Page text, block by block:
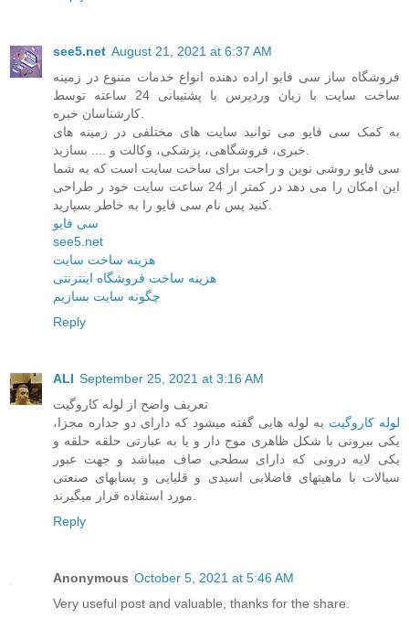
see5.net August 21, 2021 at 6:37 AM
فروشگاه ساز سی فایو اراده دهنده انواع خدمات متنوع در زمینه
ساخت سایت با زبان وردپرس با پشتیبانی 24 ساعته توسط
کارشناسان خبره.
به کمک سی فایو می توانید سایت های مختلفی در زمینه های
خبری، فروشگاهی، پزشکی، وکالت و .... بسازید.
سی فایو روشی نوین و راحت برای ساخت سایت است که به شما
این امکان را می دهد در کمتر از 24 ساعت سایت خود ر طراحی
کنید پس نام سی فایو را به خاطر بسپارید.
سی فایو
see5.net
هزینه ساخت سایت
هزینه ساخت فروشگاه اینترنتی
چگونه سایت بسازیم
Reply
ALI September 25, 2021 at 3:16 AM
تعریف واضح از لوله کاروگیت
لوله کاروگیت به لوله هایی گفته میشود که دارای دو جداره مجزا،
یکی بیرونی با شکل ظاهری موج دار و یا به عبارتی حلقه حلقه و
یکی لایه درونی که دارای سطحی صاف میباشد و جهت عبور
سیالات با ماهیتهای فاضلابی اسیدی و قلیایی و پسابهای صنعتی
مورد استفاده قرار میگیرند.
Reply
Anonymous October 5, 2021 at 5:46 AM
Very useful post and valuable, thanks for the share.